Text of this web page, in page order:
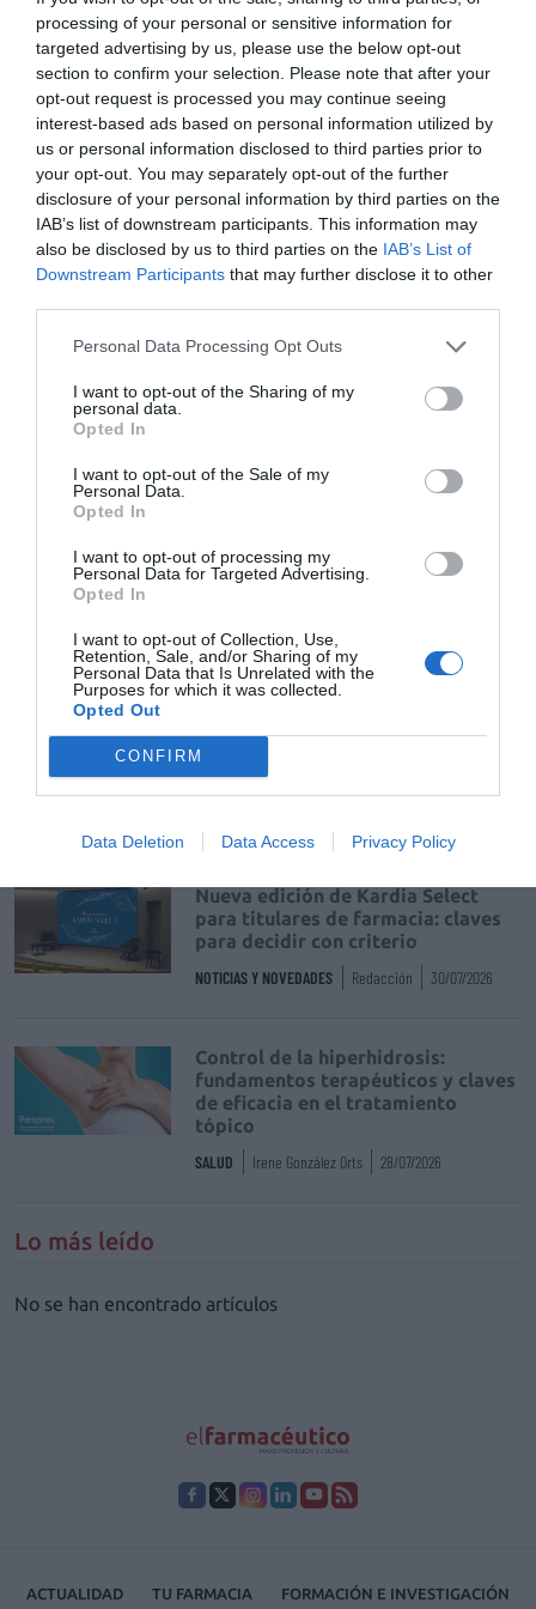
processing of your personal or sensitive information for
targeted advertising by us, please use the below opt-out
section to confirm your selection. Please note that after your
opt-out request is processed you may continue seeing
interest-based ads based on personal information utilized by
us or personal information disclosed to third parties prior to
your opt-out. You may separately opt-out of the further
disclosure of your personal information by third parties on the
IAB’s list of downstream participants. This information may
also be disclosed by us to third parties on the IAB’s List of
Downstream Participants that may further disclose it to other
Personal Data Processing Opt Outs
I want to opt-out of the Sharing of my
personal data.
Opted In
I want to opt-out of the Sale of my
Personal Data.
Opted In
I want to opt-out of processing my
Personal Data for Targeted Advertising.
Opted In
I want to opt-out of Collection, Use,
Retention, Sale, and/or Sharing of my
Personal Data that Is Unrelated with the
Purposes for which it was collected.
Opted Out
CONFIRM
Data Deletion Data Access Privacy Policy
AñadirEl Farmacéuticocomo fuente preferida
de Google de forma gratuita
Mantente informado con las últimas noticias de actualidad.
ACTIVAR AHORA
Tags
Laboratorios Viñas Calmatopic Stick
trazabilidad
Récord de comunicaciones para el
Farmacéutico de Oviedo
NOTICIAS Y NOVEDADES Redacción 31/07/2026
La farmacia, un apoyo esencial en
el cuidado infantil
Nueva edición de Kardia Select
para titulares de farmacia: claves
para decidir con criterio
NOTICIAS Y NOVEDADES Redacción 30/07/2026
Control de la hiperhidrosis:
fundamentos terapéuticos y claves
de eficacia en el tratamiento
tópico
SALUD Irene González Orts 28/07/2026
Lo más leído
No se han encontrado artículos
ACTUALIDAD TU FARMACIA FORMACIÓN E INVESTIGACIÓN